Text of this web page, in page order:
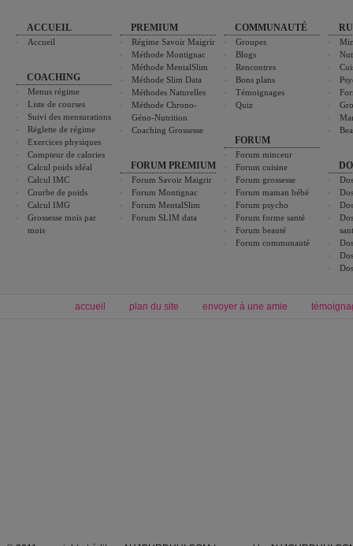
ACCUEIL
Accueil
COACHING
Menus régime
Liste de courses
Suivi des mensurations
Réglette de régime
Exercices physiques
Compteur de calories
Calcul poids idéal
Calcul IMC
Courbe de poids
Calcul IMG
Grossesse mois par
mois
PREMIUM
Régime Savoir Maigrir
Méthode Montignac
Méthode MentalSlim
Méthode Slim Data
Méthodes Naturelles
Méthode Chrono-
Géno-Nutrition
Coaching Grossesse
FORUM PREMIUM
Forum Savoir Maigrir
Forum Montignac
Forum MentalSlim
Forum SLIM data
COMMUNAUTÉ
Groupes
Blogs
Rencontres
Bons plans
Témoignages
Quiz
FORUM
Forum minceur
Forum cuisine
Forum grossesse
Forum maman bébé
Forum psycho
Forum forme santé
Forum beauté
Forum communauté
accueil plan du site envoyer à une amie